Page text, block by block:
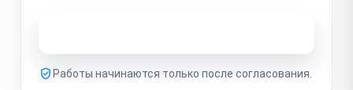
Работы начинаются только после согласования.